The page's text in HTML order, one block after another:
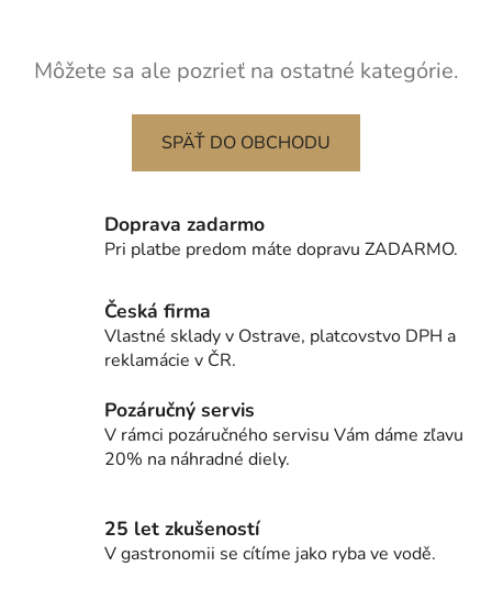
Môžete sa ale pozrieť na ostatné kategórie.
SPÄŤ DO OBCHODU
Doprava zadarmo
Pri platbe predom máte dopravu ZADARMO.
Česká firma
Vlastné sklady v Ostrave, platcovstvo DPH a
reklamácie v ČR.
Pozáručný servis
V rámci pozáručného servisu Vám dáme zľavu
20% na náhradné diely.
25 let zkušeností
V gastronomii se cítíme jako ryba ve vodě.